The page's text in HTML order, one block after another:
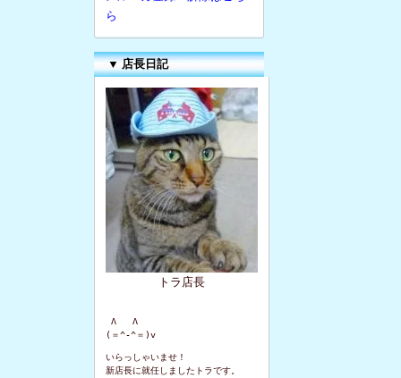
ら
▼ 店長日記
トラ店長
Λ   Λ
(＝^-^＝)v
いらっしゃいませ！
新店長に就任しましたトラです。